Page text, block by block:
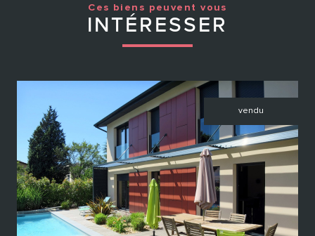
Ces biens peuvent vous
INTÉRESSER
vendu
voir le bien